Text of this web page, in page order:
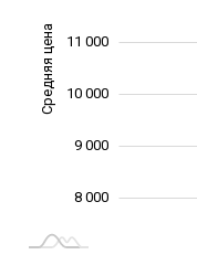
Средняя цена
8 000
9 000
10 000
11 000